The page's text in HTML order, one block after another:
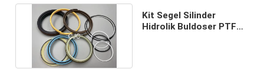
Kit Segel Silinder
Hidrolik Buldoser PTFE